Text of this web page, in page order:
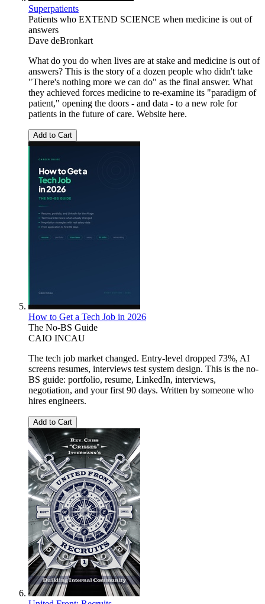
Superpatients
Patients who EXTEND SCIENCE when medicine is out of
answers
Dave deBronkart
What do you do when lives are at stake and medicine is out of
answers? This is the story of a dozen people who didn't take
"There's nothing more we can do" as the final answer. What
they achieved forces medicine to re-examine its "paradigm of
patient," opening the doors - and data - to a new role for
patients in the future of care. Website here.
Add to Cart
How to Get a Tech Job in 2026
The No-BS Guide
CAIO INCAU
The tech job market changed. Entry-level dropped 73%, AI
screens resumes, interviews test system design. This is the no-
BS guide: portfolio, resume, LinkedIn, interviews,
negotiation, and your first 90 days. Written by someone who
hires engineers.
Add to Cart